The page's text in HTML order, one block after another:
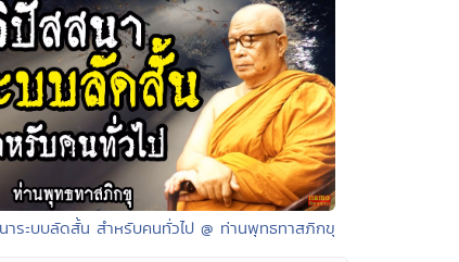
าระบบลัดสั้น สำหรับคนทั่วไป @ ท่านพุทธทาสภิกขุ